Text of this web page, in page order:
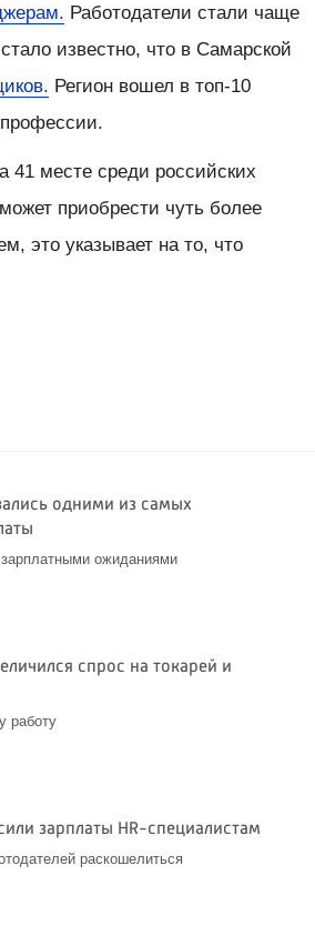
Работодатели стали чаще
известно, что в Самарской
Регион вошел в топ-10
41 месте среди российских
приобрести чуть более
это указывает на то, что
одними из самых
ожиданиями
спрос на токарей и
работу
зарплаты HR-специалистам
раскошелиться